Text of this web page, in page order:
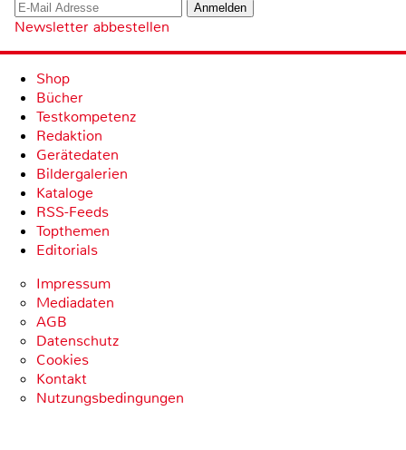
Newsletter abbestellen
Shop
Bücher
Testkompetenz
Redaktion
Gerätedaten
Bildergalerien
Kataloge
RSS-Feeds
Topthemen
Editorials
Impressum
Mediadaten
AGB
Datenschutz
Cookies
Kontakt
Nutzungsbedingungen